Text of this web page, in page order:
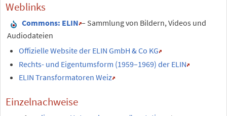
Weblinks
Commons: ELIN – Sammlung von Bildern, Videos und
Audiodateien
Offizielle Website der ELIN GmbH & Co KG
Rechts- und Eigentumsform (1959–1969) der ELIN
ELIN Transformatoren Weiz
Einzelnachweise